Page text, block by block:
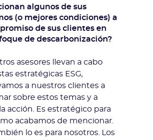
algunos de sus
(o mejores condiciones) a
de sus clientes en
de descarbonización?
asesores llevan a cabo
estratégicas ESG,
a nuestros clientes a
sobre estos temas y a
acción. Es estratégico para
acabamos de mencionar.
lo es para nosotros. Los